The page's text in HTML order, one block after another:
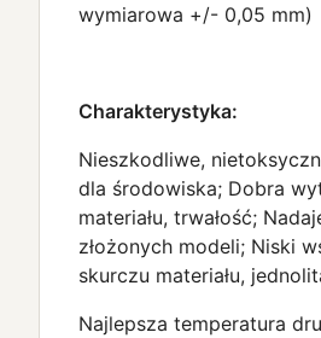
wymiarowa +/- 0,05 mm)
Charakterystyka:
Nieszkodliwe,
dla środowiska; Dobra
materiału, trwałość;
złożonych modeli; Niski
skurczu materiału,
Najlepsza temperatura